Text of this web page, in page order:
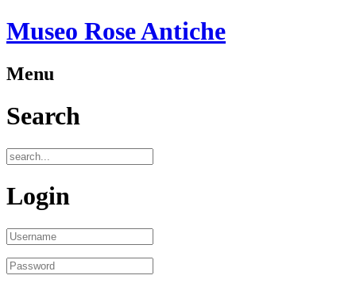
Museo Rose Antiche
Menu
Search
Login